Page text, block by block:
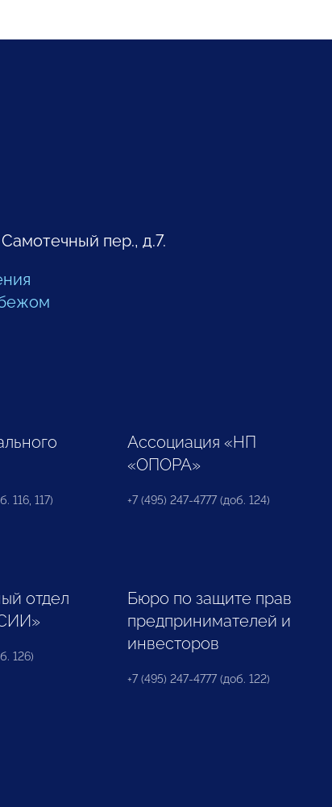
пер., д.7.
116, 117)
Ассоциация «НП
«ОПОРА»
+7 (495) 247-4777 (доб. 124)
отдел
126)
Бюро по защите прав
предпринимателей и
инвесторов
+7 (495) 247-4777 (доб. 122)